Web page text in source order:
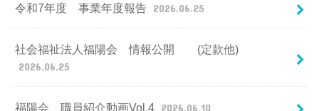
令和7年度 事業年度報告 2026.06.25
社会福祉法人福陽会 情報公開 (定款他)
2026.06.25
福陽会 職員紹介動画Vol.4 2026.06.10